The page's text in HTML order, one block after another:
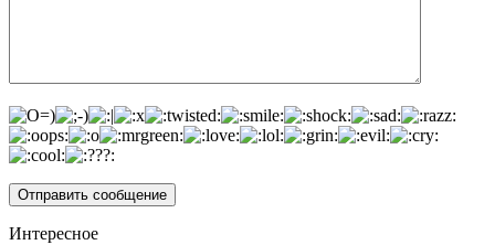
Интересное